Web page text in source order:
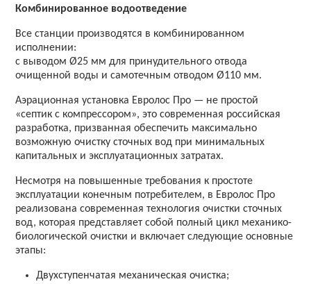
Комбинированное водоотведение
Все станции производятся в комбинированном
исполнении:
с выводом Ø25 мм для принудительного отвода
очищенной воды и самотечным отводом Ø110 мм.
Аэрационная установка Евролос Про — не простой
«септик с компрессором», это современная российская
разработка, призванная обеспечить максимально
возможную очистку сточных вод при минимальных
капитальных и эксплуатационных затратах.
Несмотря на повышенные требования к простоте
эксплуатации конечным потребителем, в Евролос Про
реализована современная технология очистки сточных
вод, которая представляет собой полный цикл механико-
биологической очистки и включает следующие основные
этапы:
Двухступенчатая механическая очистка;